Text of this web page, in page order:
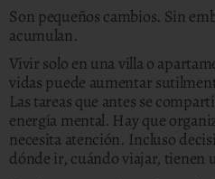
Son pequeños cambios. Sin
acumulan.
Vivir solo en una villa o
vidas puede aumentar
Las tareas que antes se
energía mental. Hay que
necesita atención. Incluso
dónde ir, cuándo viajar, tienen